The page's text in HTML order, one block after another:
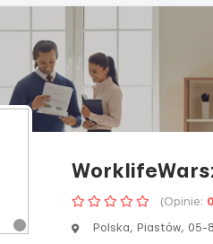
(Opinie: 0
Polska, Piastów, 05-